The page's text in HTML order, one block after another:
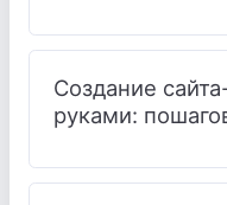
Создание
руками: